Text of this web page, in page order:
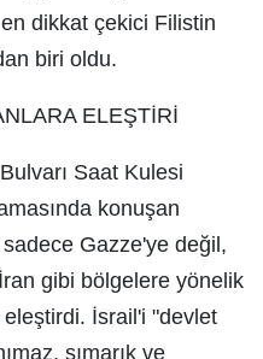
dikkat çekici Filistin
biri oldu.
ELEŞTİRİ
Saat Kulesi
konuşan
Gazze'ye değil,
gibi bölgelere yönelik
eleştirdi. İsrail'i "devlet
şımarık ve